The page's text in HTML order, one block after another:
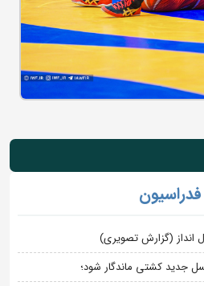
انداز (گزارش تصویری)
جدید کشتی ماندگار شود؛